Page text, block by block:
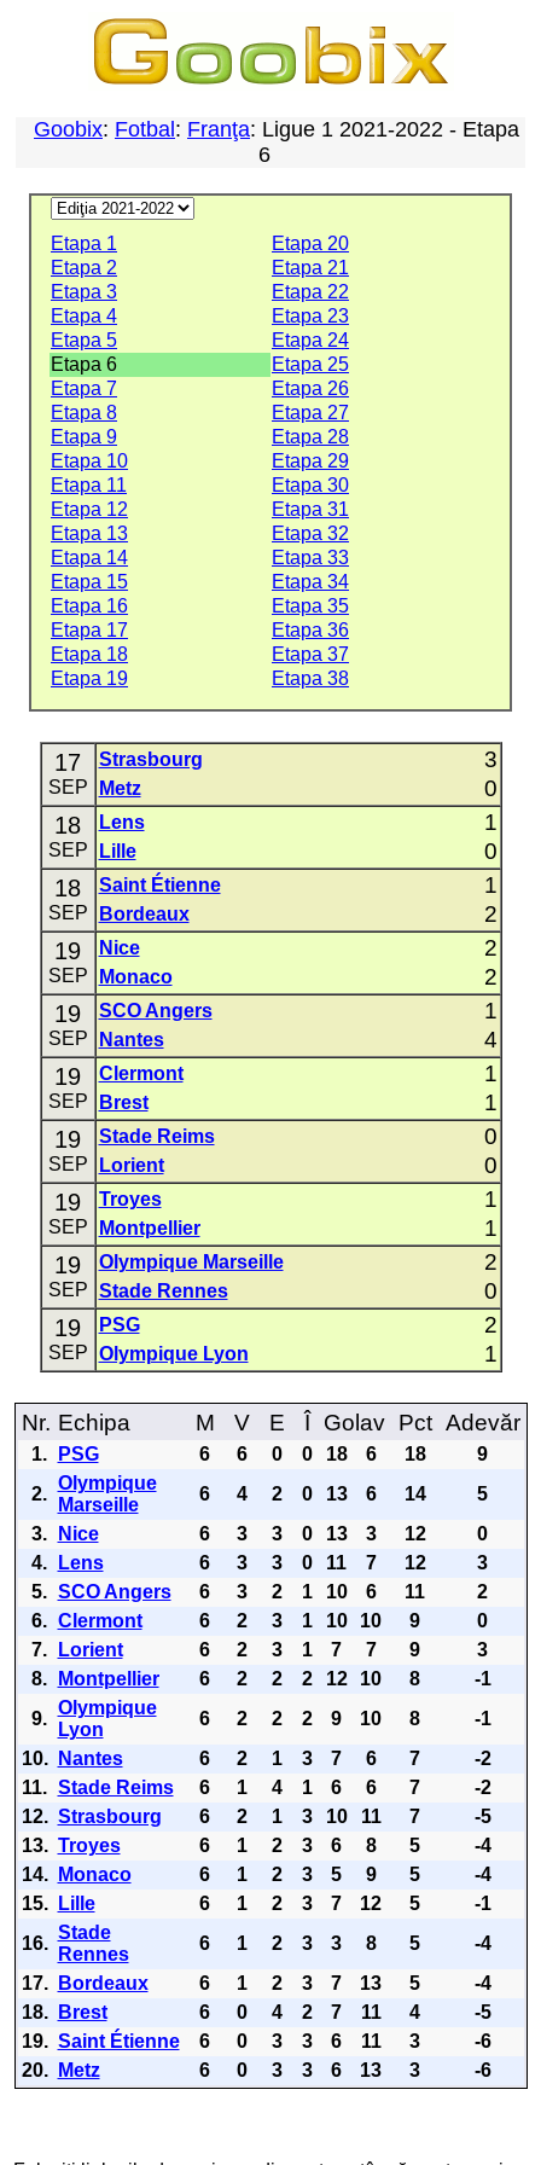
Goobix: Fotbal : Franţa: Ligue 1 2021-2022 - Etapa
6
Etapa 1
Etapa 20
Etapa 2
Etapa 21
Etapa 3
Etapa 22
Etapa 4
Etapa 23
Etapa 5
Etapa 24
Etapa 6
Etapa 25
Etapa 7
Etapa 26
Etapa 8
Etapa 27
Etapa 9
Etapa 28
Etapa 10
Etapa 29
Etapa 11
Etapa 30
Etapa 12
Etapa 31
Etapa 13
Etapa 32
Etapa 14
Etapa 33
Etapa 15
Etapa 34
Etapa 16
Etapa 35
Etapa 17
Etapa 36
Etapa 18
Etapa 37
Etapa 19
Etapa 38
17
SEP
Strasbourg 3
Metz 0
18
SEP
Lens 1
Lille 0
18
SEP
Saint Étienne 1
Bordeaux 2
19
SEP
Nice 2
Monaco 2
19
SEP
SCO Angers 1
Nantes 4
19
SEP
Clermont 1
Brest 1
19
SEP
Stade Reims 0
Lorient 0
19
SEP
Troyes 1
Montpellier 1
19
SEP
Olympique Marseille 2
Stade Rennes 0
19
SEP
PSG 2
Olympique Lyon 1
Nr. Echipa M V E Î Golav Pct Adevăr
1. PSG 6 6 0 0 18 6 18
9
2.
Olympique
Marseille
6 4 2 0 13 6 14
5
3.
Nice 6 3 3 0 13 3 12
0
4.
Lens 6 3 3 0 11 7 12
3
5. SCO Angers 6 3 2 1 10 6 11
2
6. Clermont 6 2 3 1 10 10 9
0
7.
Lorient 6 2 3 1 7 7 9
3
8.
Montpellier 6 2 2 2 12 10 8
-1
9.
Olympique
Lyon
6 2 2 2 9 10 8
-1
10.
Nantes 6 2 1 3 7 6 7
-2
11. Stade Reims 6 1 4 1 6 6 7
-2
12. Strasbourg 6 2 1 3 10 11 7
-5
13. Troyes 6 1 2 3 6 8 5
-4
14.
Monaco 6 1 2 3 5 9 5
-4
15.
Lille 6 1 2 3 7 12 5
-1
16.
Stade
Rennes
6 1 2 3 3 8 5
-4
17.
Bordeaux 6 1 2 3 7 13 5
-4
18.
Brest 6 0 4 2 7 11 4
-5
19. Saint Étienne 6 0 3 3 6 11 3
-6
20.
Metz 6 0 3 3 6 13 3 -6